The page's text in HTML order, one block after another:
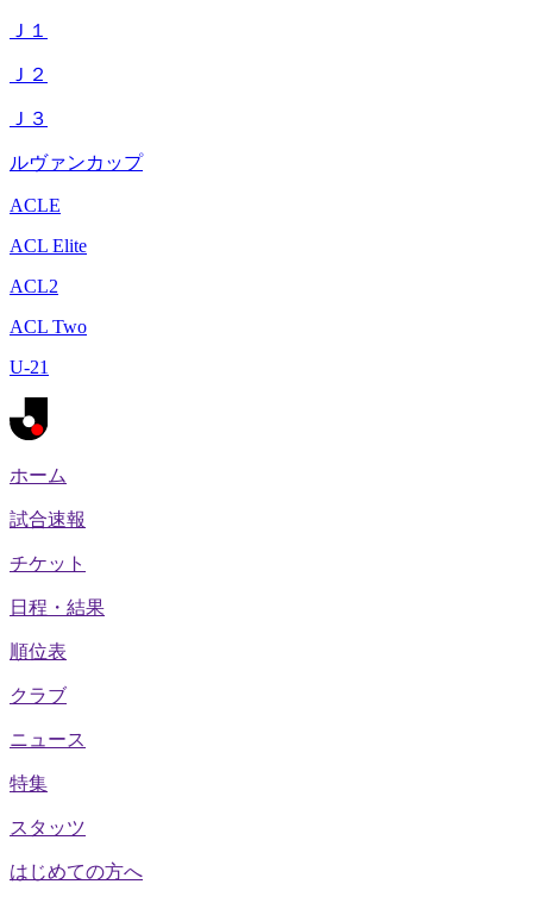
Ｊ１
Ｊ２
Ｊ３
ルヴァンカップ
ACLE
ACL Elite
ACL2
ACL Two
U-21
ホーム
試合速報
チケット
日程・結果
順位表
クラブ
ニュース
特集
スタッツ
はじめての方へ